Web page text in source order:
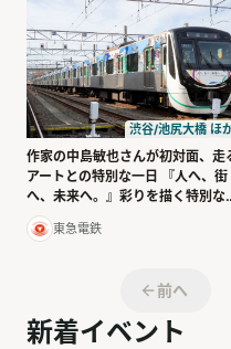
渋谷/池尻大橋 ほ
作家の中島敏也さんが初対面、走
アートとの特別な一日 『人へ、街
へ、未来へ。』彩りを描く特別な
車
東急電鉄
前へ
新着イベント